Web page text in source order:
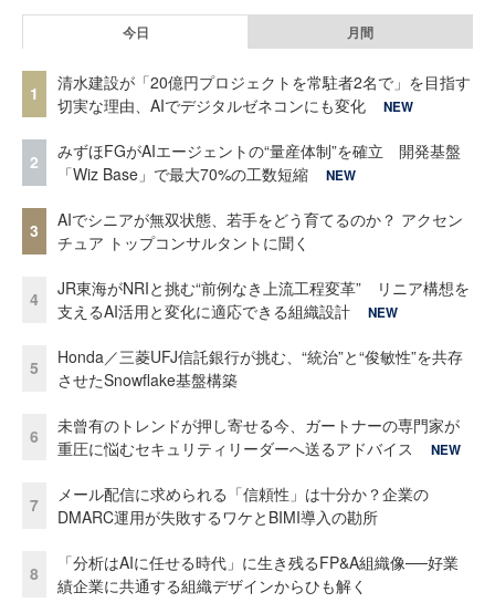
今日 月間
1
清水建設が「20億円プロジェクトを常駐者2名で」を目指す
切実な理由、AIでデジタルゼネコンにも変化
NEW
2
みずほFGがAIエージェントの“量産体制”を確立 開発基盤
「Wiz Base」で最大70%の工数短縮
NEW
3
AIでシニアが無双状態、若手をどう育てるのか？ アクセン
チュア トップコンサルタントに聞く
4
JR東海がNRIと挑む“前例なき上流工程変革” リニア構想を
支えるAI活用と変化に適応できる組織設計
NEW
5
Honda／三菱UFJ信託銀行が挑む、“統治”と“俊敏性”を共存
させたSnowflake基盤構築
6
未曾有のトレンドが押し寄せる今、ガートナーの専門家が
重圧に悩むセキュリティリーダーへ送るアドバイス
NEW
7
メール配信に求められる「信頼性」は十分か？企業の
DMARC運用が失敗するワケとBIMI導入の勘所
8
「分析はAIに任せる時代」に生き残るFP&A組織像──好業
績企業に共通する組織デザインからひも解く